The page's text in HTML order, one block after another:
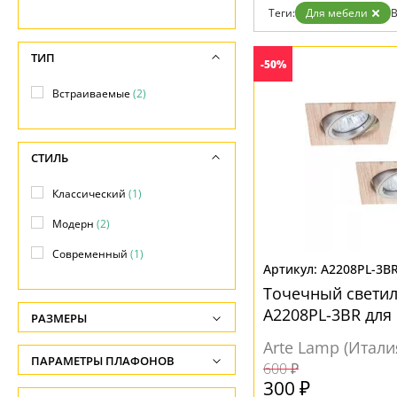
Гарантия
Возврат
Отзывы
Установка
Дизайнерам
Контакты
Теги: Для мебели
-50%
A2208PL-
Точечный
A2208PL-3BR
Arte Lamp
600 ₽
300 ₽
ТИП
Встраиваемые(2)
СТИЛЬ
Классический (1)
Модерн (2)
Современный (1)
РАЗМЕРЫ
Высота, см
-
ПАРАМЕТРЫ ПЛАФОНОВ